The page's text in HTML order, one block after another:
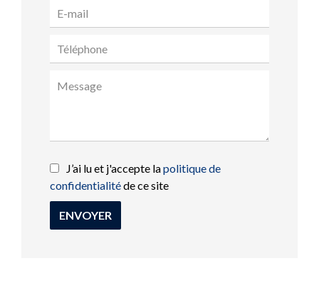
J’ai lu et j'accepte lapolitique de
confidentialitéde ce site
ENVOYER